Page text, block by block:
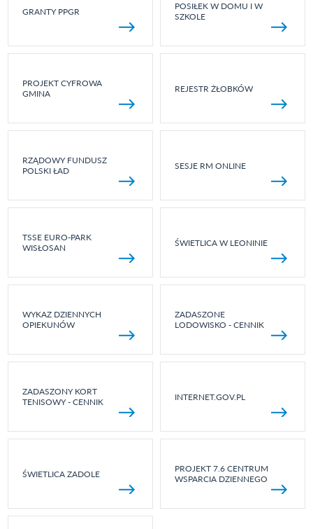
GRANTY PPGR
POSIŁEK W DOMU I W
SZKOLE
PROJEKT CYFROWA
GMINA
REJESTR ŻŁOBKÓW
RZĄDOWY FUNDUSZ
POLSKI ŁAD
SESJE RM ONLINE
TSSE EURO-PARK
WISŁOSAN
ŚWIETLICA W LEONINIE
WYKAZ DZIENNYCH
OPIEKUNÓW
ZADASZONE
LODOWISKO - CENNIK
ZADASZONY KORT
TENISOWY - CENNIK
INTERNET.GOV.PL
ŚWIETLICA ZADOLE
PROJEKT 7.6 CENTRUM
WSPARCIA DZIENNEGO